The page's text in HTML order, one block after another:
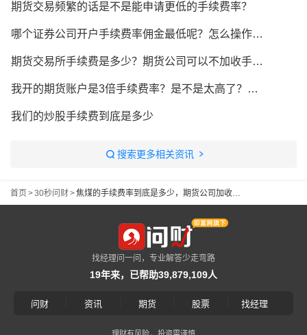
期货交易频繁的话是不是能申请更低的手续费率？
哪个证券公司开户手续费率佣金最低呢？怎么操作的？
期货交易所手续费是多少？期货公司可以不加收手续费吗？
我开的期货账户是3倍手续费率？是不是太高了？怎么调低手续费？
我们的炒股手续费到底是多少
搜索更多相关资讯
首页 >30秒问财> 焦煤的手续费率到底是多少，期货公司加收多少
找经理问一问，专业解答少走弯路
19年来，已帮助39,879,109人
问财 资讯 期货 股票 找经理